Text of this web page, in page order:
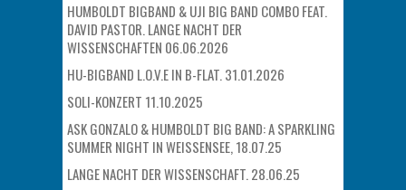
HUMBOLDT BIGBAND & UJI BIG BAND COMBO FEAT.
DAVID PASTOR. LANGE NACHT DER
WISSENSCHAFTEN 06.06.2026
HU-BIGBAND L.O.V.E IN B-FLAT. 31.01.2026
SOLI-KONZERT 11.10.2025
ASK GONZALO & HUMBOLDT BIG BAND: A SPARKLING
SUMMER NIGHT IN WEISSENSEE, 18.07.25
LANGE NACHT DER WISSENSCHAFT. 28.06.25